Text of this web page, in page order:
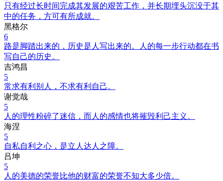
只有经过长时间完成其发展的艰苦工作，并长期埋头沉没于其
中的任务，方可有所成就。
黑格尔
6
路是脚踏出来的，历史是人写出来的。人的每一步行动都在书
写自己的历史。
吉鸿昌
5
常求有利别人，不求有利自己。
谢觉哉
5
人的理性粉碎了迷信，而人的感情也将摧毁利己主义。
海涅
5
自私自利之心，是立人达人之障。
吕坤
5
人的美德的荣誉比他的财富的荣誉不知大多少倍。